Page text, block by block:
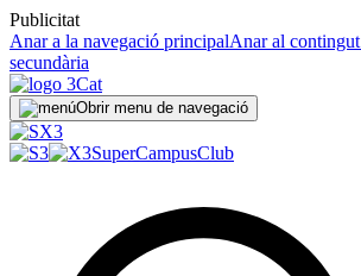
Publicitat
Anar a la navegació principalAnar al contingut
secundària
Obrir menu de navegació
SuperCampusClub